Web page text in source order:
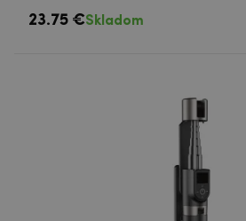
23.75 €Skladom